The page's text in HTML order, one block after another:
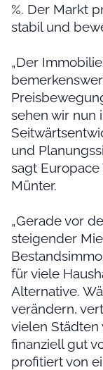
%. Der Markt
stabil und
„Der
sehen wir nun
und
sagt Europace
Münter.
„Gerade vor
steigender
für viele
Alternative.
verändern,
vielen
finanziell gut
profitiert von